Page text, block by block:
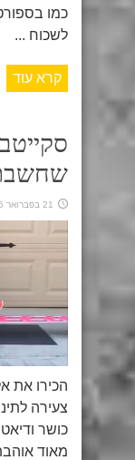
כמו
לשכוח ...
קרא עוד
21 בפברואר 2015
צעירה
כושר
מאוד